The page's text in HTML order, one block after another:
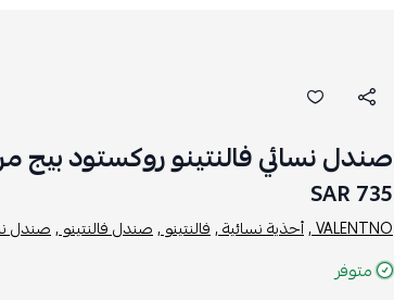
صندل نسائي فالنتينو روكستود بيج
735 SAR
VALENTNO , أحذية نسائية ,فالنتينو ,صندل فالنتينو ,صندل
متوفر